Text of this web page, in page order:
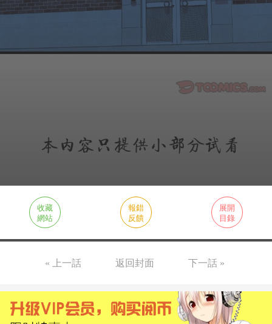
收藏
網站
報錯
反饋
展開
目錄
« 上一話 返回封面 下一話 »